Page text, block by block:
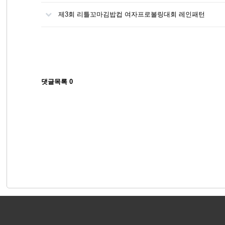
제3회 리틀꼬마김밥컵 여자프로볼링대회 레인패턴
댓글목록 0